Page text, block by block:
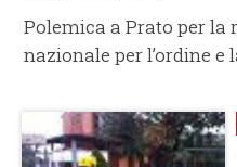
Polemica a Prato per
nazionale per l’ordine e